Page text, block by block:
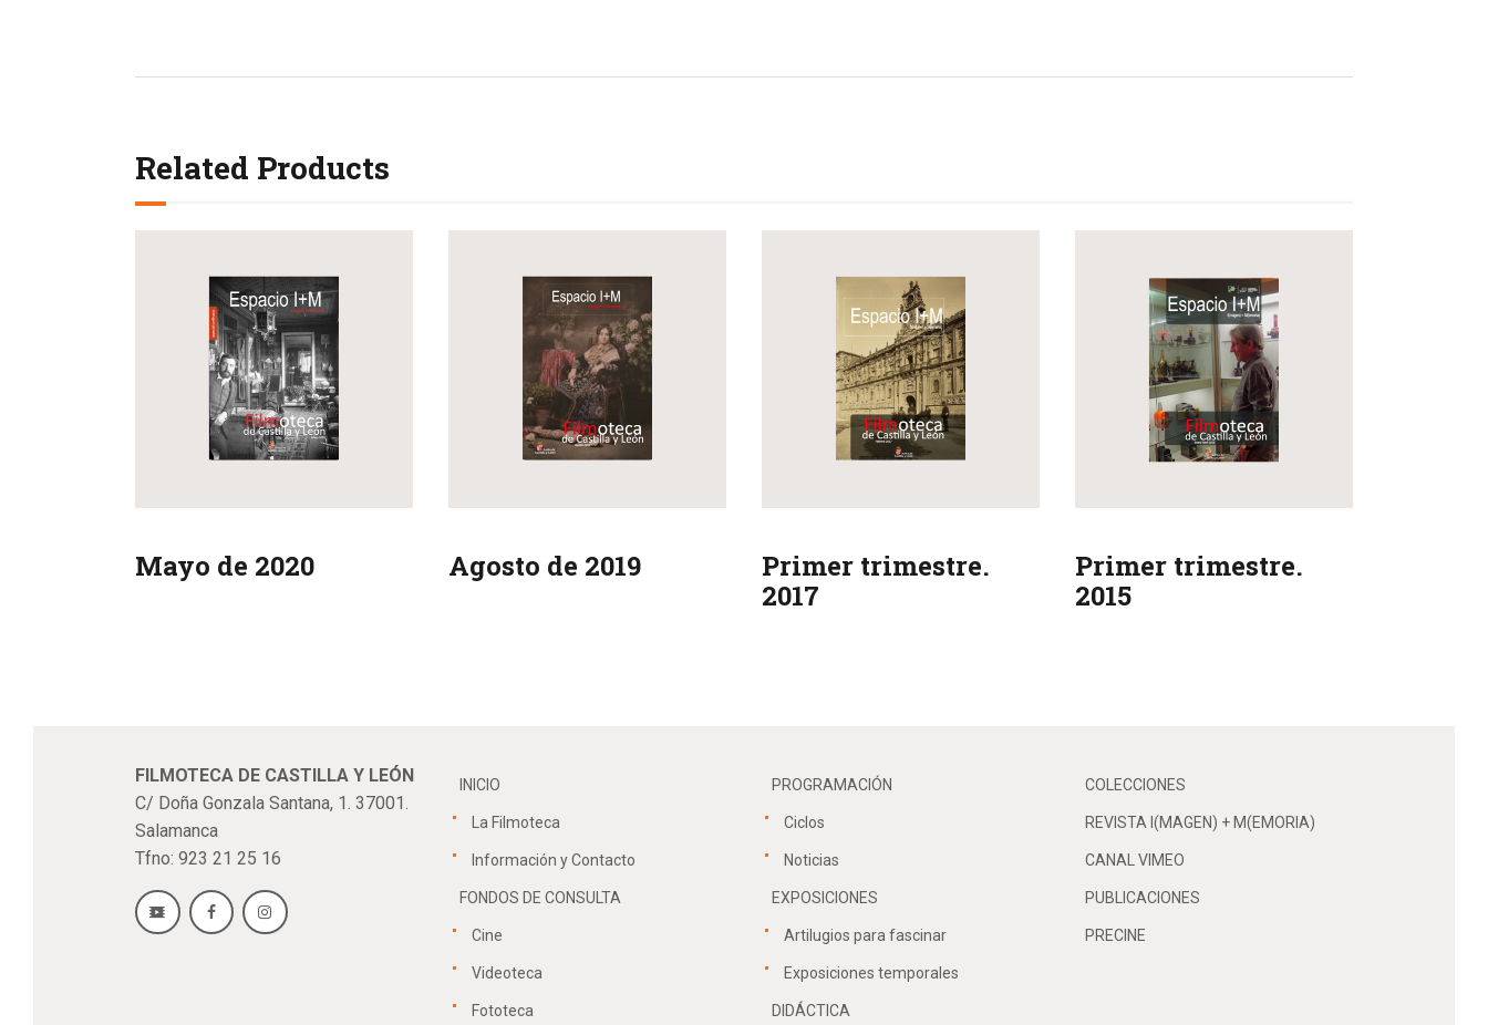
Related Products
Mayo de 2020 Agosto de 2019
Primer trimestre.
2017
Primer trimestre.
2015
FILMOTECA DE CASTILLA Y LEÓN
C/ Doña Gonzala Santana, 1. 37001.
Salamanca
Tfno: 923 21 25 16
INICIO
La Filmoteca
Información y Contacto
FONDOS DE CONSULTA
Cine
Videoteca
Fototeca
PROGRAMACIÓN
Ciclos
Noticias
EXPOSICIONES
Artilugios para fascinar
Exposiciones temporales
DIDÁCTICA
COLECCIONES
REVISTA I(MAGEN) + M(EMORIA)
CANAL VIMEO
PUBLICACIONES
PRECINE